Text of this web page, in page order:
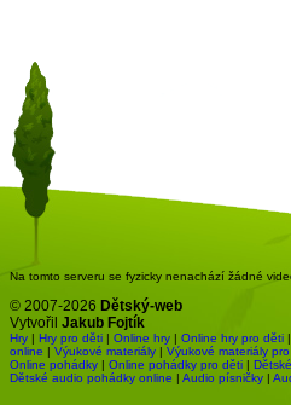
Na tomto serveru se fyzicky nenachází žádné
© 2007-2026 Dětský-web
Vytvořil Jakub Fojtík
Hry | Hry pro děti | Online hry | Online hry pro děti |
online | Výukové materiály | Výukové materiály
Online pohádky | Online pohádky pro děti |
Dětské audio pohádky online | Audio písničky |